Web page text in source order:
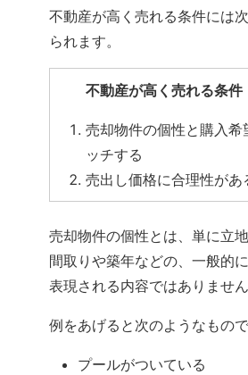
不動産が高く売れる条件には
られます。
不動産が高く売れる条件
売却物件の個性と購入希
ッチする
売出し価格に合理性があ
売却物件の個性とは、単に立
間取りや築年などの、一般的
表現される内容ではありません
例をあげると次のようなもので
プールがついている